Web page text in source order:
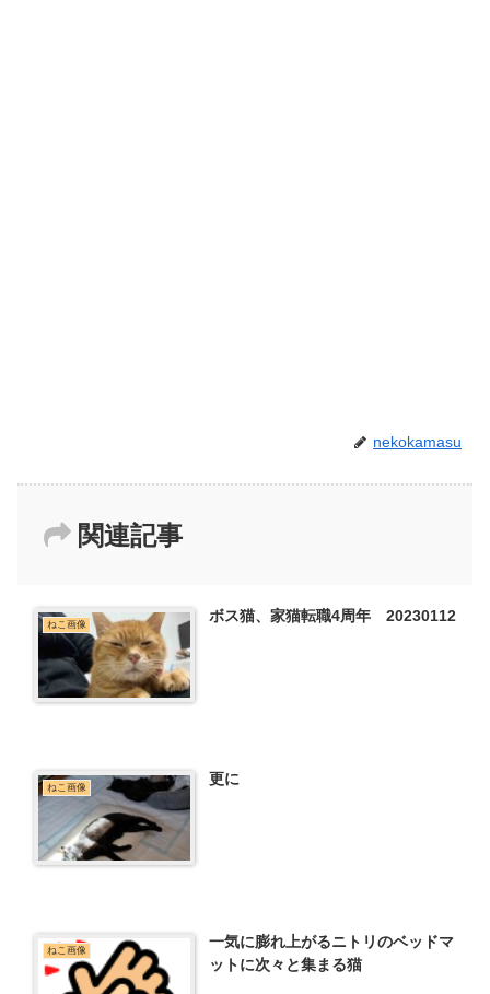
nekokamasu
関連記事
ねこ画像 ボス猫、家猫転職4周年 20230112
ねこ画像 更に
ねこ画像
一気に膨れ上がるニトリのベッドマ
ットに次々と集まる猫